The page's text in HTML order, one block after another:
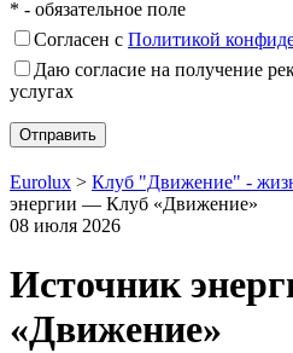
* - обязательное поле
Согласен с Политикой
Даю согласие на получение
услугах
Eurolux > Клуб "Движение" -
энергии — Клуб «Движение»
08 июля 2026
Источник
«Движение»